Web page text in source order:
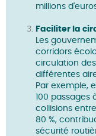
millions
Faciliter la
Les
corridors
circulation
différentes
Par exemple,
100 passages
collisions
80 %,
sécurité